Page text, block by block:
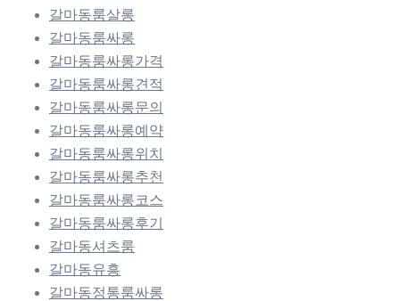
갈마동룸살롱
갈마동룸싸롱
갈마동룸싸롱가격
갈마동룸싸롱견적
갈마동룸싸롱문의
갈마동룸싸롱예약
갈마동룸싸롱위치
갈마동룸싸롱추천
갈마동룸싸롱코스
갈마동룸싸롱후기
갈마동셔츠룸
갈마동유흥
갈마동정통룸싸롱